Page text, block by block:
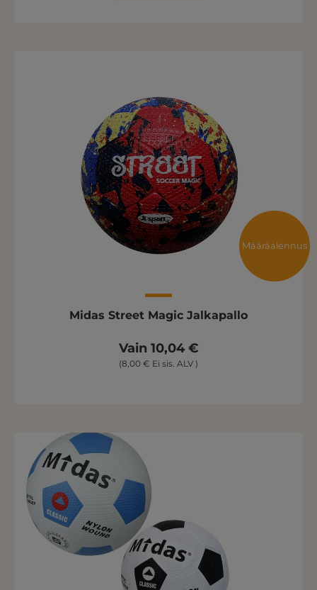
Määräalennus
Midas Street Magic Jalkapallo
Vain 10,04 €
(8,00 € Ei sis. ALV )